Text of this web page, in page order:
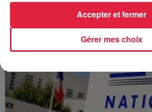
Gérer mes choix
Accepter et fermer